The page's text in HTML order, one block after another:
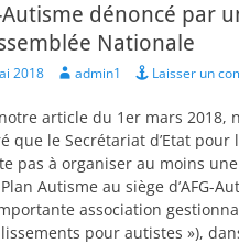
Autisme dénoncé par
Nationale
2018 Author
admin1 Laisser un
article du 1er mars 2018,
que le Secrétariat d’Etat pour
pas à organiser au moins
Autisme au siège d’AFG-
association
pour autistes »),